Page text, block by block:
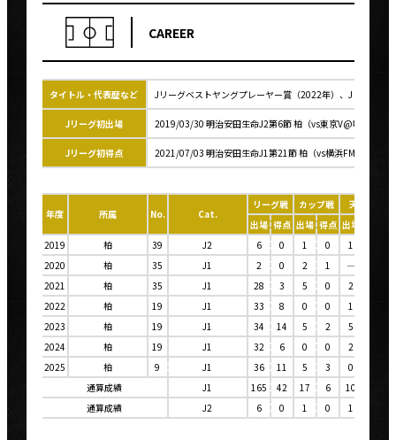
CAREER
タイトル・代表歴など Jリーグベストヤングプレーヤー賞（2022年）、Jリーグ優
Jリーグ初出場 2019/03/30 明治安田生命J2第6節 柏（vs東京V@味スタ）
Jリーグ初得点 2021/07/03 明治安田生命J1第21節 柏（vs横浜FM@三協F
年度 所属 No. Cat.
リーグ戦 カップ戦
天皇杯
出場 得点 出場 得点 出場
2019
柏 39 J2 6 0 1 0 1
2020
柏 35 J1 2 0 2 1 ―
2021
柏 35 J1 28 3 5 0 2
2022
柏 19 J1 33 8 0 0 1
2023
柏 19 J1 34 14 5 2 5
2024
柏 19 J1 32 6 0 0 2
2025
柏 9 J1 36 11 5 3 0
通算成績
J1 165 42 17 6 10
通算成績
J2 6 0 1 0 1